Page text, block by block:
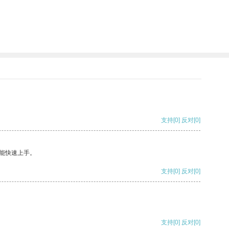
支持[0] 反对[0]
快速上手。
支持[0] 反对[0]
支持[0] 反对[0]